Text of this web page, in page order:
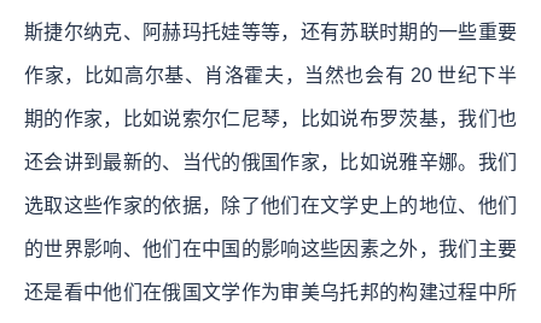
斯捷尔纳克、阿赫玛托娃等等，还有苏联时期的一些重要
作家，比如高尔基、肖洛霍夫，当然也会有 20 世纪下半
期的作家，比如说索尔仁尼琴，比如说布罗茨基，我们也
还会讲到最新的、当代的俄国作家，比如说雅辛娜。我们
选取这些作家的依据，除了他们在文学史上的地位、他们
的世界影响、他们在中国的影响这些因素之外，我们主要
还是看中他们在俄国文学作为审美乌托邦的构建过程中所